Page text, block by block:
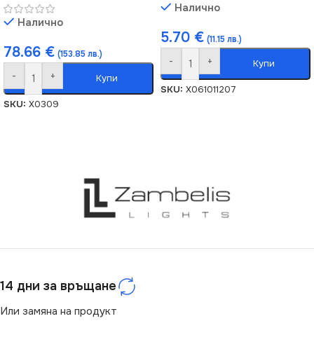
Налично
78.66 € (153.85 лв.)
- + Купи
SKU: X0309
Налично
5.70 € (11.15 лв.)
- + Купи
SKU: X061011207
14 дни за връщане
Или замяна на продукт